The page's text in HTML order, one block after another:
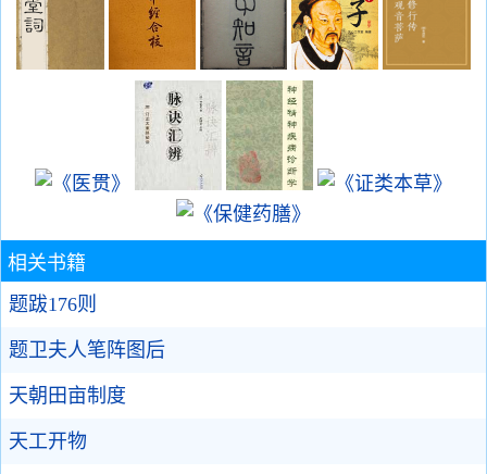
相关书籍
题跋176则
题卫夫人笔阵图后
天朝田亩制度
天工开物